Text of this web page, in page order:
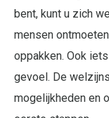
bent, kunt u zich
mensen
oppakken. Ook
gevoel. De
mogelijkheden en